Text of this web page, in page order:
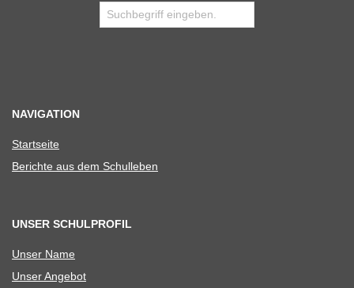
NAVIGATION
Start­seite
Berichte aus dem Schulleben
UNSER SCHULPROFIL
Unser Name
Unser Ange­bot